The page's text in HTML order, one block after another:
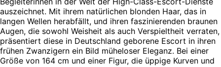
auszeichnet. Mit ihrem natürlichen blonden Haar, das in
langen Wellen herabfällt, und ihren faszinierenden braunen
Augen, die sowohl Weisheit als auch Verspieltheit verraten,
präsentiert diese in Deutschland geborene Escort in ihren
frühen Zwanzigern ein Bild müheloser Eleganz. Bei einer
Größe von 164 cm und einer Figur, die üppige Kurven und